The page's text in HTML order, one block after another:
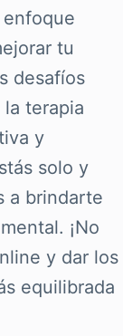
tu
desafíos
terapia
y
solo y
a brindarte
¡No
y dar los
equilibrada